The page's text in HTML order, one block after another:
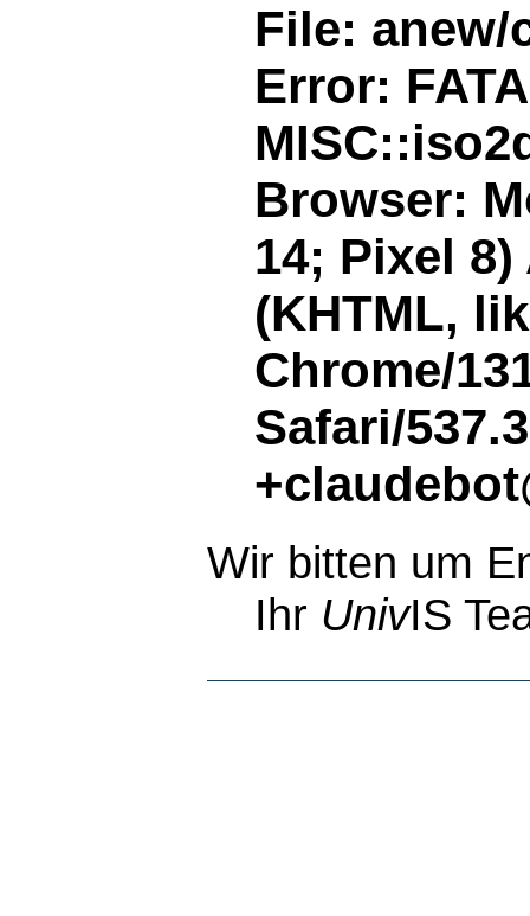
File: anew/
Error:
Browser:
14; Pixel
(KHTML,
Chrome/
Safari/
Wir bitten um
Ihr UnivIS